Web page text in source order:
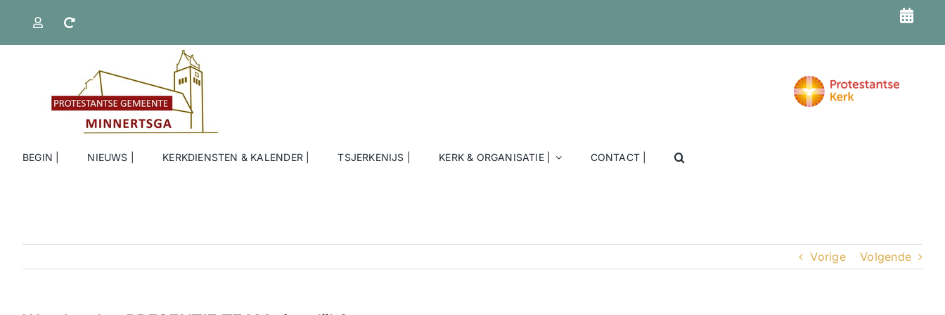
inhoud
BEGIN | NIEUWS | KERKDIENSTEN & KALENDER | TSJERKENIJS | KERK & ORGANISATIE | CONTACT |
Vorige Volgende